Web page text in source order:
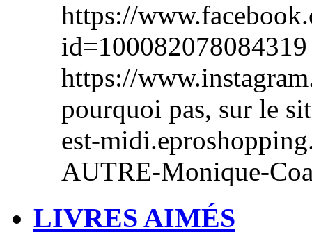
https://
https://
pourquoi pas, sur le
est-
AUTRE-Monique-
LIVRES AIMÉS